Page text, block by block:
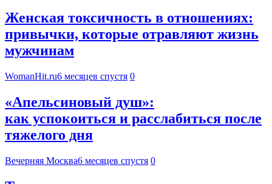
Женская токсичность в отношениях:
привычки, которые отравляют жизнь
мужчинам
WomanHit.ru6 месяцев спустя 0
«Апельсиновый душ»:
как успокоиться и расслабиться после
тяжелого дня
Вечерняя Москва6 месяцев спустя 0